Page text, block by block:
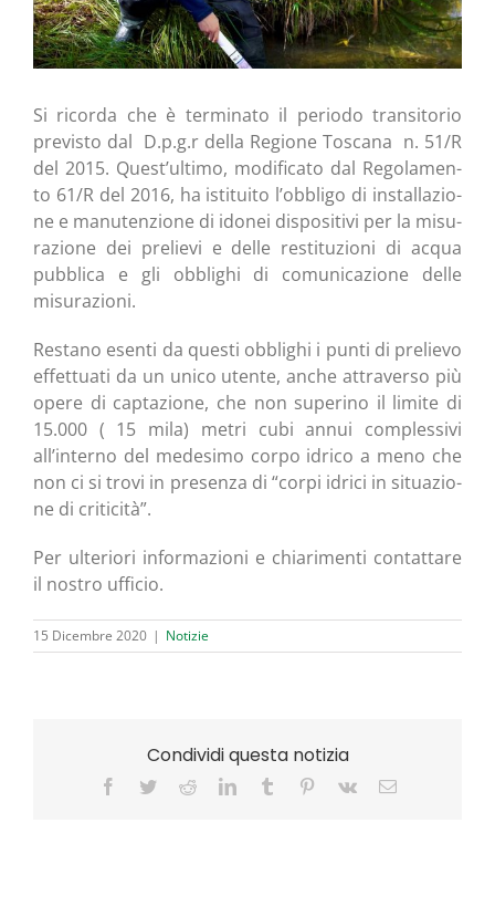
Si ricor­da che è ter­mi­na­to il perio­do tran­si­to­rio
pre­vi­sto dal D.p.g.r del­la Regio­ne Tosca­na n. 51/R
del 2015. Quest’ultimo, modi­fi­ca­to dal Rego­la­men­
to 61/R del 2016, ha isti­tui­to l’obbligo di instal­la­zio­
ne e manu­ten­zio­ne di ido­nei dispo­si­ti­vi per la misu­
ra­zio­ne dei pre­lie­vi e del­le resti­tu­zio­ni di acqua
pub­bli­ca e gli obbli­ghi di comu­ni­ca­zio­ne del­le
misurazioni.
Resta­no esen­ti da que­sti obbli­ghi i pun­ti di pre­lie­vo
effet­tua­ti da un uni­co uten­te, anche attra­ver­so più
ope­re di cap­ta­zio­ne, che non supe­ri­no il limi­te di
15.000 ( 15 mila) metri cubi annui com­ples­si­vi
all’interno del mede­si­mo cor­po idri­co a meno che
non ci si tro­vi in pre­sen­za di “cor­pi idri­ci in situa­zio­
ne di criticità”.
Per ulte­rio­ri infor­ma­zio­ni e chia­ri­men­ti con­tat­ta­re
il nostro ufficio.
15 Dicembre 2020 | Notizie
Condividi questa notizia
Facebook
TwitterRedditLinkedInTumblr Pinterest
Vk Email